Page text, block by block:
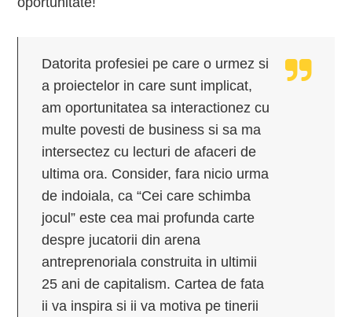
Datorita profesiei pe care o urmez si
a proiectelor in care sunt implicat,
am oportunitatea sa interactionez cu
multe povesti de business si sa ma
intersectez cu lecturi de afaceri de
ultima ora. Consider, fara nicio urma
de indoiala, ca “Cei care schimba
jocul” este cea mai profunda carte
despre jucatorii din arena
antreprenoriala construita in ultimii
25 ani de capitalism. Cartea de fata
ii va inspira si ii va motiva pe tinerii